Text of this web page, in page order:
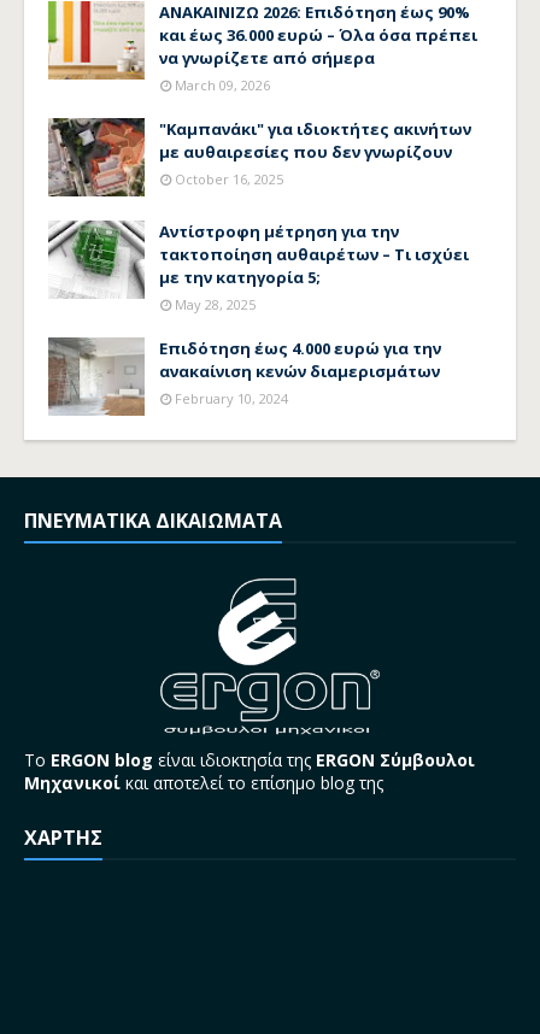
ΑΝΑΚΑΙΝΙΖΩ 2026: Επιδότηση έως 90%
και έως 36.000 ευρώ – Όλα όσα πρέπει
να γνωρίζετε από σήμερα
March 09, 2026
"Καμπανάκι" για ιδιοκτήτες ακινήτων
με αυθαιρεσίες που δεν γνωρίζουν
October 16, 2025
Αντίστροφη μέτρηση για την
τακτοποίηση αυθαιρέτων – Τι ισχύει
με την κατηγορία 5;
May 28, 2025
Επιδότηση έως 4.000 ευρώ για την
ανακαίνιση κενών διαμερισμάτων
February 10, 2024
ΠΝΕΥΜΑΤΙΚΑ ΔΙΚΑΙΩΜΑΤΑ
Το ERGON blog είναι ιδιοκτησία της ERGON Σύμβουλοι
Μηχανικοί και αποτελεί το επίσημο blog της
ΧΑΡΤΗΣ